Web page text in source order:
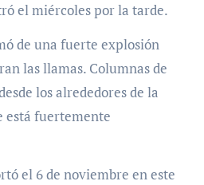
el miércoles por la tarde.
de una fuerte explosión
las llamas. Columnas de
los alrededores de la
está fuertemente
el 6 de noviembre en este